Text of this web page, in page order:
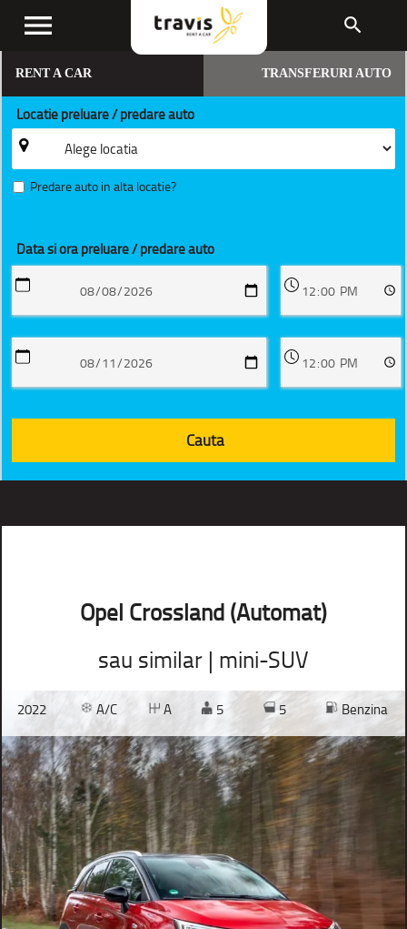
menu search
RENT A CAR TRANSFERURI AUTO
Locatie preluare / predare auto
Predare auto in alta locatie?
Data si ora preluare / predare auto
Opel Crossland (Automat)
sau similar | mini-SUV
2022 A/C A 5 5 Benzina